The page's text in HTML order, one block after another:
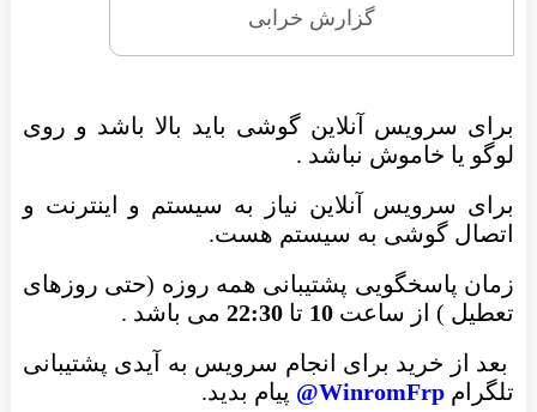
گزارش خرابی
برای سرویس آنلاین گوشی باید بالا باشد و روی
لوگو یا خاموش نباشد .
برای سرویس آنلاین نیاز به سیستم و اینترنت و
اتصال گوشی به سیستم هست.
زمان پاسخگویی پشتیبانی همه روزه (حتی روزهای
تعطیل ) از ساعت 10 تا 22:30می باشد .
بعد از خرید برای انجام سرویس به آیدی پشتیبانی
تلگرام WinromFrp@
پیام بدید.